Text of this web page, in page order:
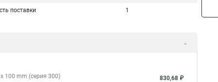
поставки 1
100 mm (серия 300) 830,68 ₽